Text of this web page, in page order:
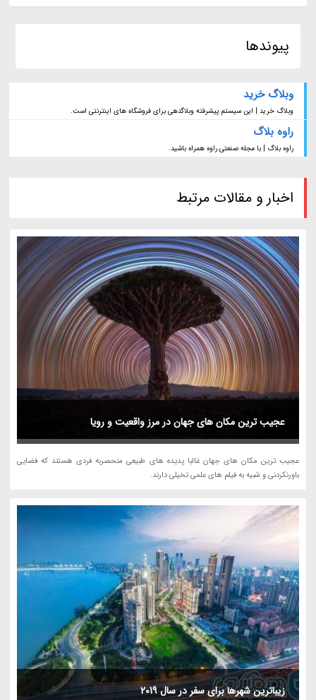
پیوندها
وبلاگ خرید
وبلاگ خرید | این سیستم پیشرفته وبلاگدهی برای فروشگاه های اینترنتی است.
راوه بلاگ
راوه بلاگ | با مجله صنعتی راوه همراه باشید.
اخبار و مقالات مرتبط
عجیب ترین مکان های جهان در مرز واقعیت و رویا
عجیب ترین مکان های جهان غالبا پدیده های طبیعی منحصربه فردی هستند که فضایی
باورنکردنی و شبیه به فیلم های علمی تخیلی دارند.
زیباترین شهرها برای سفر در سال 2019